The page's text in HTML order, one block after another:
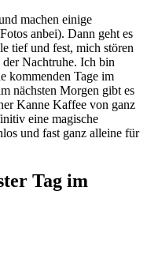
machen einige
anbei). Dann geht es
tief und fest, mich stören
Nachtruhe. Ich bin
kommenden Tage im
nächsten Morgen gibt es
Kanne Kaffee von ganz
eine magische
und fast ganz alleine für
Tag im